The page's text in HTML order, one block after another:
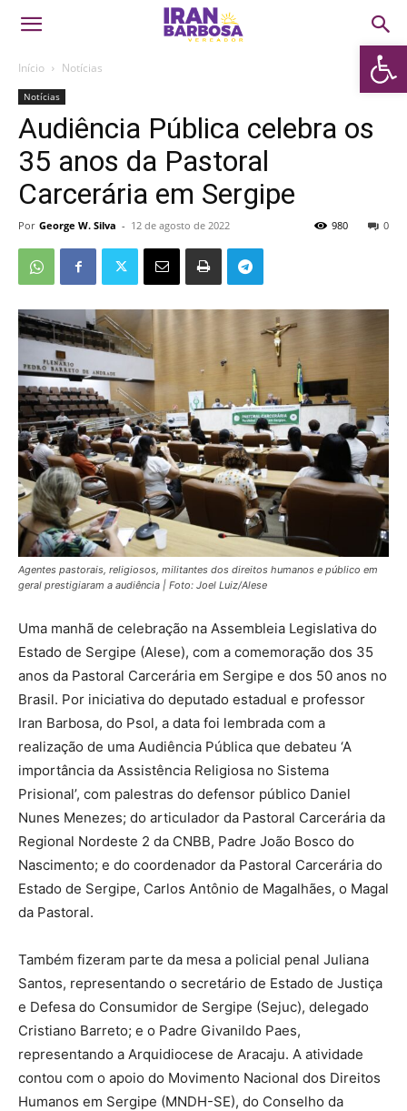
Abrir
Início Notícias
Notícias
Audiência Pública celebra os
35 anos da Pastoral
Carcerária em Sergipe
Por George W. Silva - 12 de agosto de 2022 0
980
Agentes pastorais, religiosos, militantes dos direitos humanos e público em
geral prestigiaram a audiência | Foto: Joel Luiz/Alese
Uma manhã de celebração na Assembleia Legislativa do
Estado de Sergipe (Alese), com a comemoração dos 35
anos da Pastoral Carcerária em Sergipe e dos 50 anos no
Brasil. Por iniciativa do deputado estadual e professor
Iran Barbosa, do Psol, a data foi lembrada com a
realização de uma Audiência Pública que debateu ‘A
importância da Assistência Religiosa no Sistema
Prisional’, com palestras do defensor público Daniel
Nunes Menezes; do articulador da Pastoral Carcerária da
Regional Nordeste 2 da CNBB, Padre João Bosco do
Nascimento; e do coordenador da Pastoral Carcerária do
Estado de Sergipe, Carlos Antônio de Magalhães, o Magal
da Pastoral.
Também fizeram parte da mesa a policial penal Juliana
Santos, representando o secretário de Estado de Justiça
e Defesa do Consumidor de Sergipe (Sejuc), delegado
Cristiano Barreto; e o Padre Givanildo Paes,
representando a Arquidiocese de Aracaju. A atividade
contou com o apoio do Movimento Nacional dos Direitos
Humanos em Sergipe (MNDH-SE), do Conselho da